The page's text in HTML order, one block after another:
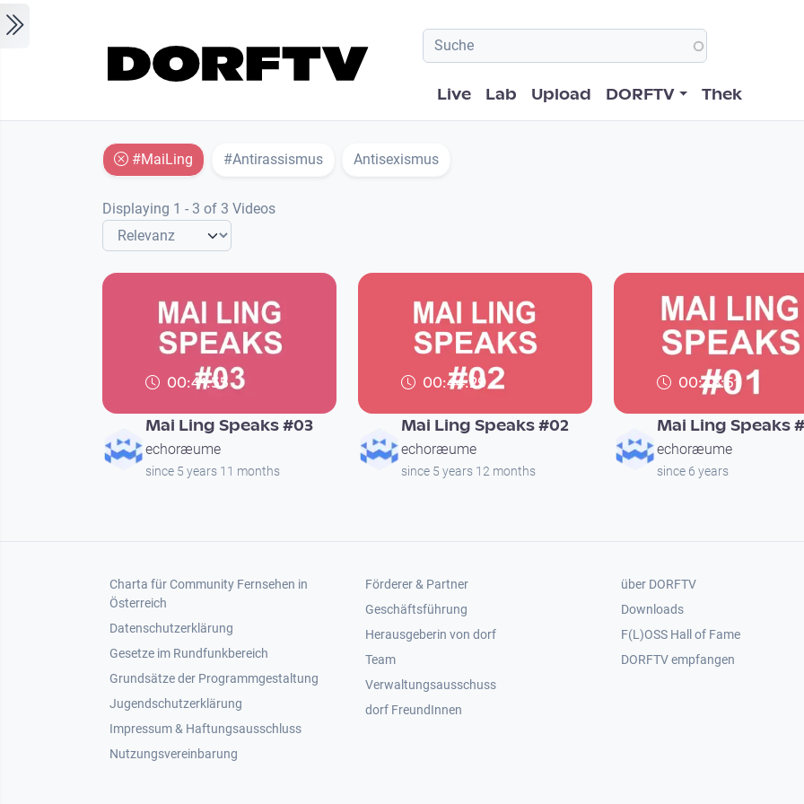
Hauptnavigation
Live Lab Upload DORFTV Thek
#MaiLing #Antirassismus Antisexismus
Displaying 1 - 3 of 3 Videos
00:41:55
Mai Ling Speaks #03
echoræume
since 5 years 11 months
00:44:29
Mai Ling Speaks #02
echoræume
since 5 years 12 months
00:48:51
Mai Ling Speaks
echoræume
since 6 years
Footer 1
Charta für Community Fernsehen in
Österreich
Datenschutzerklärung
Gesetze im Rundfunkbereich
Grundsätze der Programmgestaltung
Jugendschutzerklärung
Impressum & Haftungsausschluss
Nutzungsvereinbarung
Footer 2
Förderer & Partner
Geschäftsführung
Herausgeberin von dorf
Team
Verwaltungsausschuss
dorf FreundInnen
Footer 3
über DORFTV
Downloads
F(L)OSS Hall of Fame
Footer 4
DORFTV empfangen